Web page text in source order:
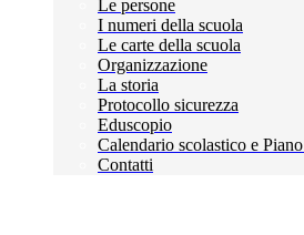
Le persone
I numeri della scuola
Le carte della scuola
Organizzazione
La storia
Protocollo sicurezza
Eduscopio
Calendario scolastico e
Contatti